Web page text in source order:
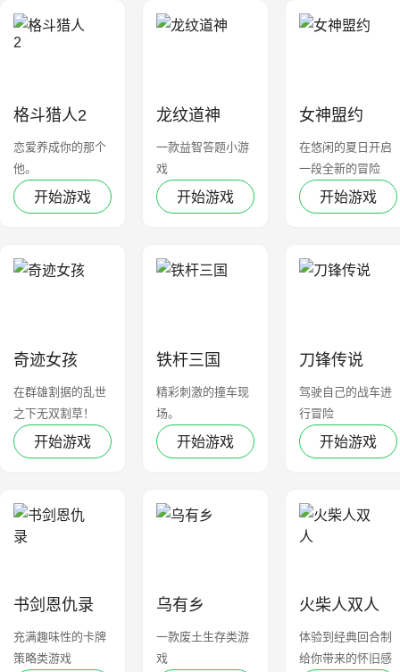
格斗猎人2
恋爱养成你的那个
他。
开始游戏
龙纹道神
一款益智答题小游
戏
开始游戏
女神盟约
在悠闲的夏日开启
一段全新的冒险
开始游戏
奇迹女孩
在群雄割据的乱世
之下无双割草！
开始游戏
铁杆三国
精彩刺激的撞车现
场。
开始游戏
刀锋传说
驾驶自己的战车进
行冒险
开始游戏
书剑恩仇录
充满趣味性的卡牌
策略类游戏
乌有乡
一款废土生存类游
戏
火柴人双人
体验到经典回合制
给你带来的怀旧感